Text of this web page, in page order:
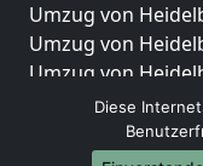
Umzug von
Umzug von
Umzug von
Umzug von
Umzug von
Diese